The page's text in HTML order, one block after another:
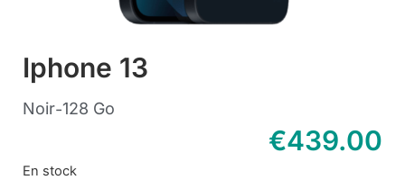
Iphone 13
Noir-128 Go
€439.00
En stock